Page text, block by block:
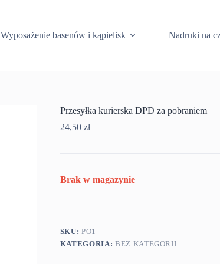
Wyposażenie basenów i kąpielisk Nadruki na
Przesyłka kurierska DPD za pobraniem
24,50 zł
Brak w magazynie
SKU:PO1
KATEGORIA: BEZ KATEGORII